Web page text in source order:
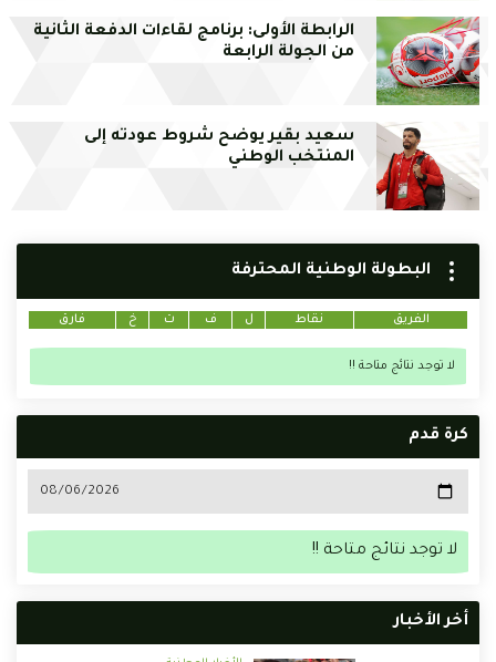
الرابطة الأولى: برنامج لقاءات الدفعة الثانية
من الجولة الرابعة
سعيد بقير يوضح شروط عودته إلى
المنتخب الوطني
البطولة الوطنية المحترفة
الفريق نقاط ل ف ت خ فارق
لا توجد نتائج متاحة !!
كرة قدم
لا توجد نتائج متاحة !!
أخر الأخبار